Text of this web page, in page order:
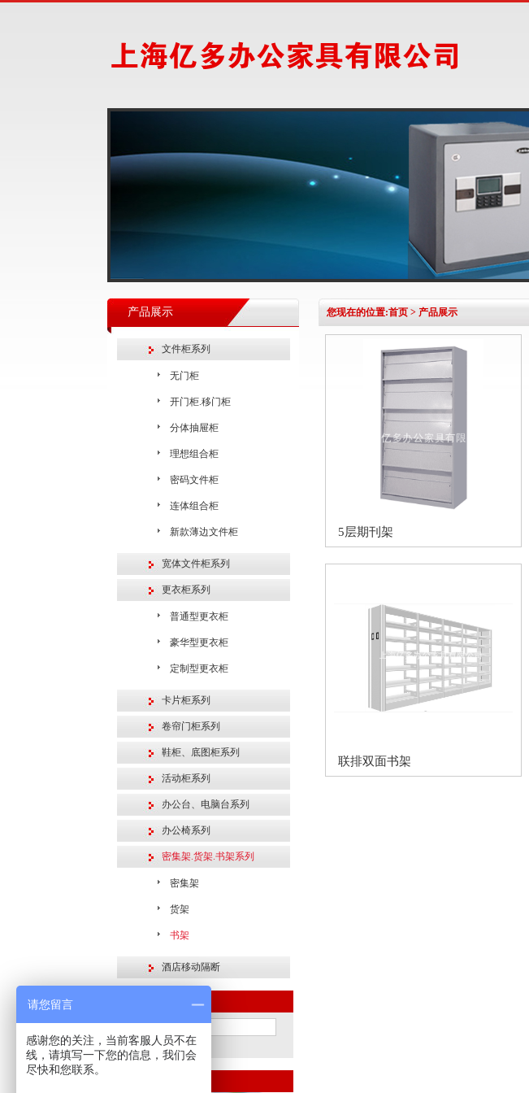
产品展示
文件柜系列
无门柜
开门柜.移门柜
分体抽屉柜
理想组合柜
密码文件柜
连体组合柜
新款薄边文件柜
宽体文件柜系列
更衣柜系列
普通型更衣柜
豪华型更衣柜
定制型更衣柜
卡片柜系列
卷帘门柜系列
鞋柜、底图柜系列
活动柜系列
办公台、电脑台系列
办公椅系列
密集架.货架.书架系列
密集架
货架
书架
酒店移动隔断
您现在的位置:首页 > 产品展示
5层期刊架
联排双面书架
请您留言
感谢您的关注，当前客服人员不在
线，请填写一下您的信息，我们会
尽快和您联系。